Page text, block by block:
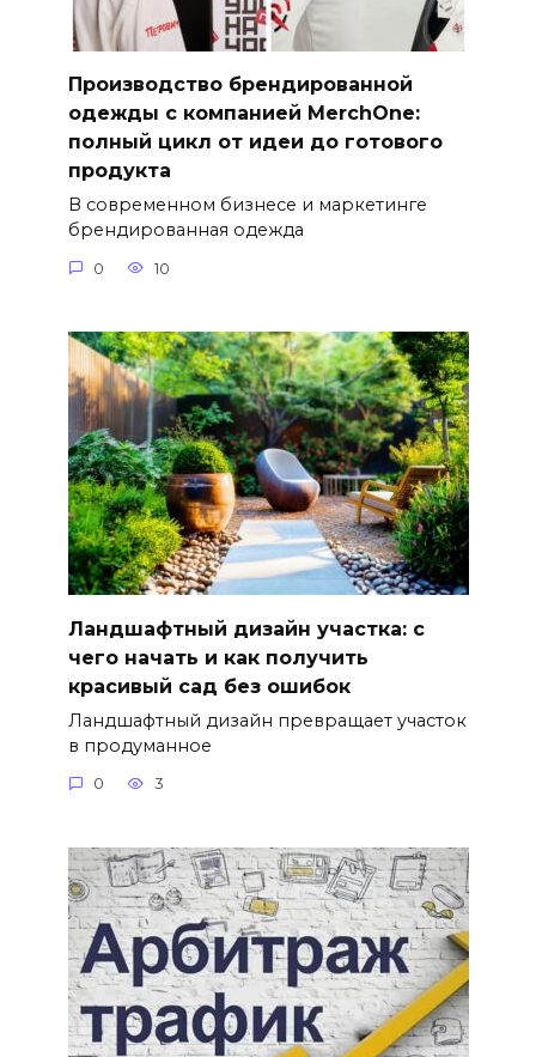
Производство брендированной
одежды с компанией MerchOne:
полный цикл от идеи до готового
продукта
В современном бизнесе и маркетинге
брендированная одежда
0 10
Ландшафтный дизайн участка: с
чего начать и как получить
красивый сад без ошибок
Ландшафтный дизайн превращает участок
в продуманное
0 3